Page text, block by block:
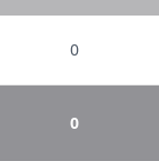
0
0